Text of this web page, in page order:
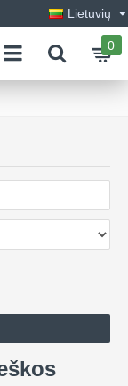
Lietuvių
0